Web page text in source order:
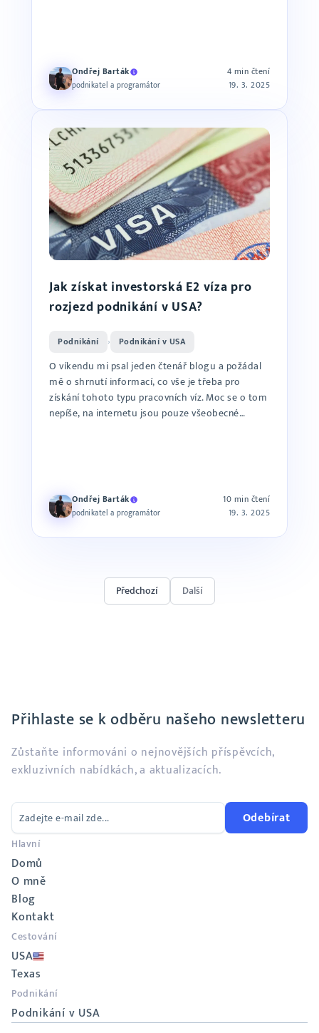
Ondřej Barták
podnikatel a programátor
4 min čtení
19. 3. 2025
Jak získat investorská E2 víza pro
rozjezd podnikání v USA?
Podnikání › Podnikání v USA
O víkendu mi psal jeden čtenář blogu a požádal
mě o shrnutí informací, co vše je třeba pro
získání tohoto typu pracovních víz. Moc se o tom
nepíše, na internetu jsou pouze všeobecné
Ondřej Barták
podnikatel a programátor
10 min čtení
19. 3. 2025
Předchozí Další
Hlavní
Domů
O mně
Blog
Kontakt
Cestování
USA
Texas
Podnikání
Podnikání v USA
Přihlaste se k odběru našeho newsletteru
Zůstaňte informováni o nejnovějších příspěvcích,
exkluzivních nabídkách, a aktualizacích.
Odebírat